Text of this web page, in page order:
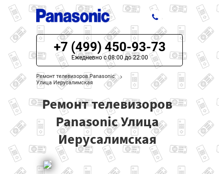
ЦЕНЫ НА РЕМОНТ
О СЕРВИСЕ
МОДЕЛИ PANASONIC
НАШИ КОНТАКТЫ
+7 (499) 450-93-73
Ежедневно с 08:00 до 22:00
Ремонт телевизоров Panasonic
Улица Иерусалимская
Ремонт телевизоров
Panasonic Улица
Иерусалимская